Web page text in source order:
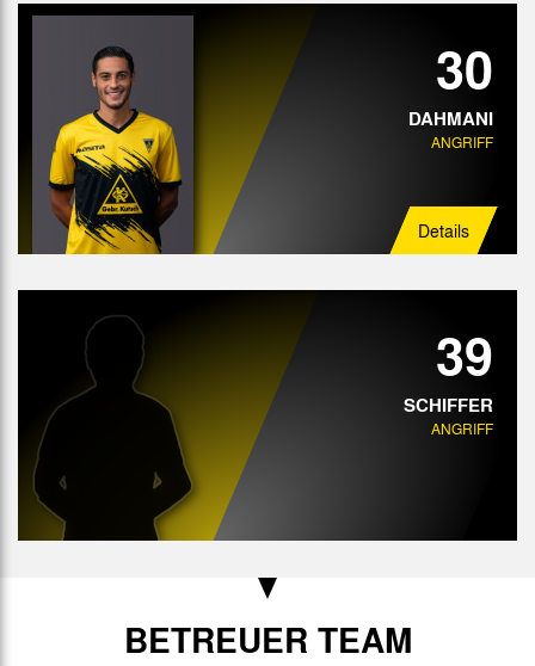
30
DAHMANI
ANGRIFF
Details
39
SCHIFFER
ANGRIFF
BETREUER TEAM